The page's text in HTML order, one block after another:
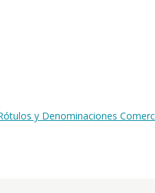
y Denominaciones